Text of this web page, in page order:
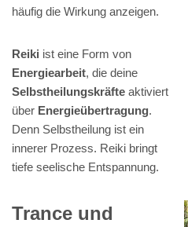
häufig die Wirkung anzeigen.
Reiki ist eine Form von
Energiearbeit, die deine
Selbstheilungskräfte aktiviert
über Energieübertragung.
Denn Selbstheilung ist ein
innerer Prozess. Reiki bringt
tiefe seelische Entspannung.
Trance und